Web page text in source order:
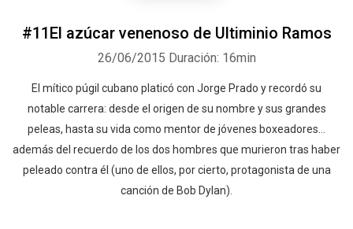
#11El azúcar venenoso de Ultiminio Ramos
26/06/2015 Duración: 16min
El mítico púgil cubano platicó con Jorge Prado y recordó su
notable carrera: desde el origen de su nombre y sus grandes
peleas, hasta su vida como mentor de jóvenes boxeadores...
además del recuerdo de los dos hombres que murieron tras haber
peleado contra él (uno de ellos, por cierto, protagonista de una
canción de Bob Dylan).